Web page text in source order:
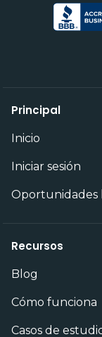
Principal
Inicio
Iniciar sesión
Oportunidades
Recursos
Blog
Cómo funciona
Casos de